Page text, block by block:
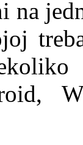
na